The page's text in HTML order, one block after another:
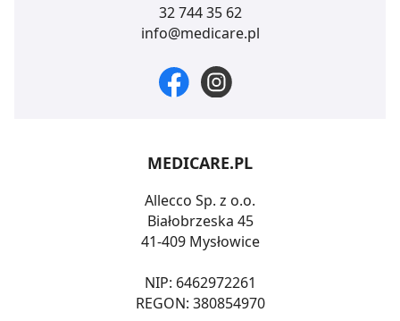
32 744 35 62
info@medicare.pl
MEDICARE.PL
Allecco Sp. z o.o.
Białobrzeska 45
41-409 Mysłowice
NIP: 6462972261
REGON: 380854970